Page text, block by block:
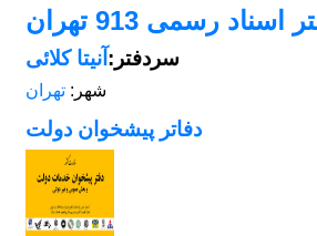
اسناد رسمی 913 تهران
سردفتر: آنیتا کلائی
شهر: تهران
دفاتر پیشخوان دولت